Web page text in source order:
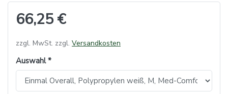
66,25 €
zzgl. MwSt. zzgl. Versandkosten
Auswahl